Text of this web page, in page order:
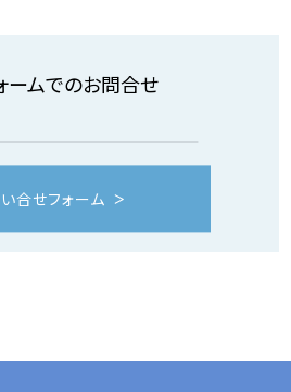
ームでのお問合せ
合せフォーム